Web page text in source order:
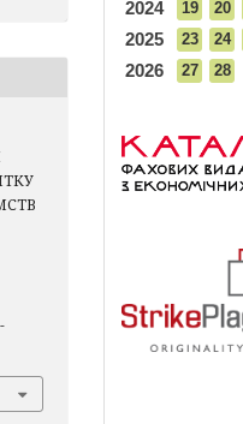
2024 19 20
2025 23 24
2026 27 28